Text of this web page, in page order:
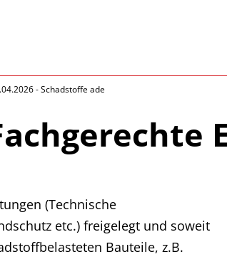
- Schadstoffe ade
(Technische
etc.) freigelegt und soweit
Bauteile, z.B.